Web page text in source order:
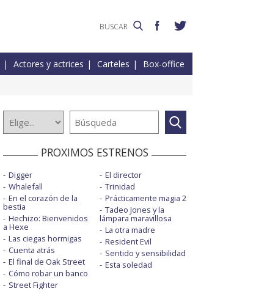
Actores y actrices Carteles Box-office
PROXIMOS ESTRENOS
Digger
Whalefall
En el corazón de la
bestia
Hechizo: Bienvenidos
a Hexe
Las ciegas hormigas
Cuenta atrás
El final de Oak Street
Cómo robar un banco
Street Fighter
El director
Trinidad
Prácticamente magia 2
Tadeo Jones y la
lámpara maravillosa
La otra madre
Resident Evil
Sentido y sensibilidad
Esta soledad